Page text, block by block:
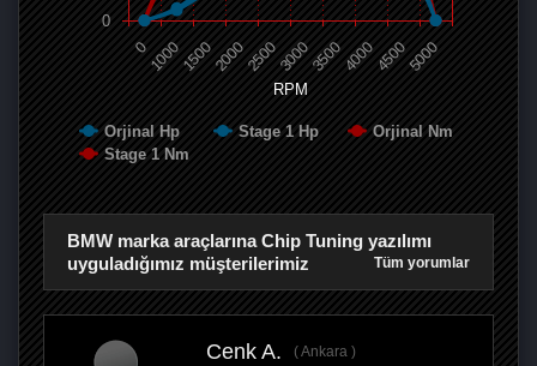
RPM
Orjinal Hp Stage 1 Hp
Orjinal Nm
Stage 1 Nm
0 100015002000250030003500400045005000
0
BMW marka araçlarına Chip Tuning yazılımı
uyguladığımız müşterilerimiz
Tüm yorumlar
Cenk A.
Ankara